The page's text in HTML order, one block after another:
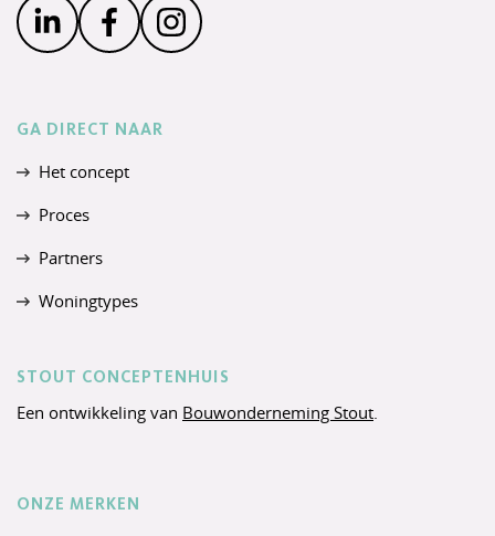
GA DIRECT NAAR
Het concept
Proces
Partners
Woningtypes
STOUT CONCEPTENHUIS
Een ontwikkeling van Bouwonderneming Stout.
ONZE MERKEN